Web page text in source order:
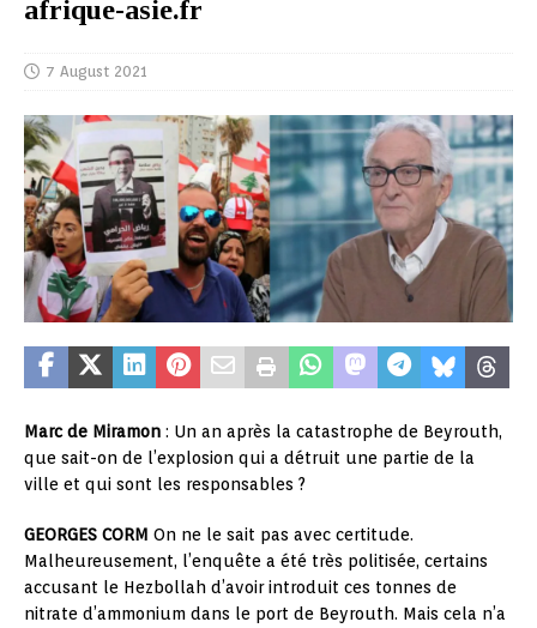
afrique-asie.fr
7 August 2021
Marc de Miramon : Un an après la catastrophe de Beyrouth,
que sait-on de l’explosion qui a détruit une partie de la
ville et qui sont les responsables ?
GEORGES CORM On ne le sait pas avec certitude.
Malheureusement, l’enquête a été très politisée, certains
accusant le Hezbollah d’avoir introduit ces tonnes de
nitrate d’ammonium dans le port de Beyrouth. Mais cela n’a